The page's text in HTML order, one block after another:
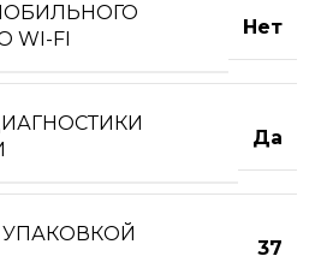
FI
Нет
Да
УПАКОВКОЙ
37